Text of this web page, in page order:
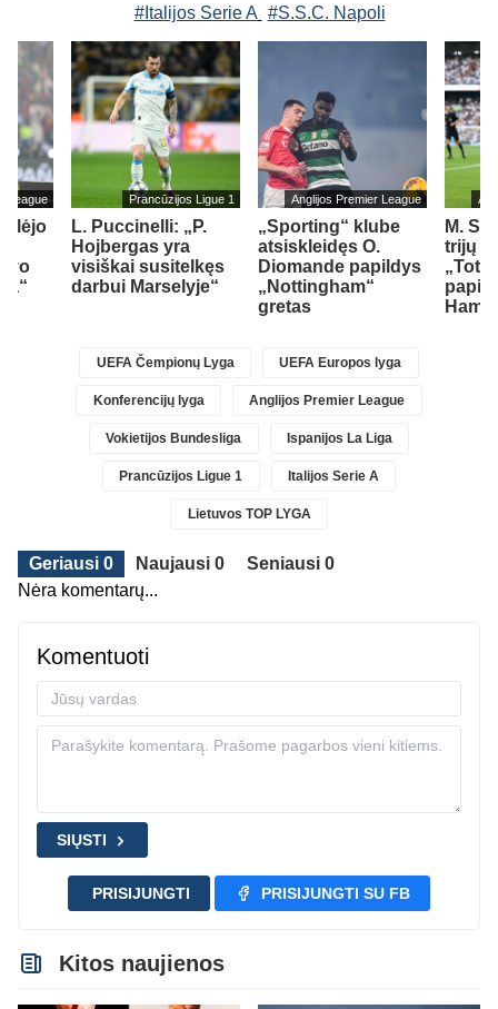
#Italijos Serie A #S.S.C. Napoli
League Prancūzijos Ligue 1
L. Puccinelli: „P.
Hojbergas yra
visiškai susitelkęs
darbui Marselyje“
Anglijos Premier League
„Sporting“ klube
atsiskleidęs O.
Diomande papildys
„Nottingham“
gretas
M.
trijų
UEFA Čempionų Lyga UEFA Europos lyga
Konferencijų lyga Anglijos Premier League
Vokietijos Bundesliga Ispanijos La Liga
Prancūzijos Ligue 1 Italijos Serie A
Lietuvos TOP LYGA
Geriausi 0 Naujausi 0
Seniausi 0
Nėra komentarų...
Komentuoti
SIŲSTI
PRISIJUNGTI PRISIJUNGTI SU FB
Kitos naujienos